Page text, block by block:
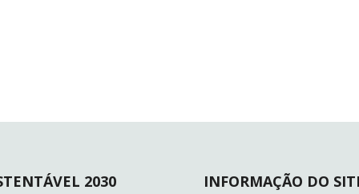
2030 INFORMAÇÃO DO